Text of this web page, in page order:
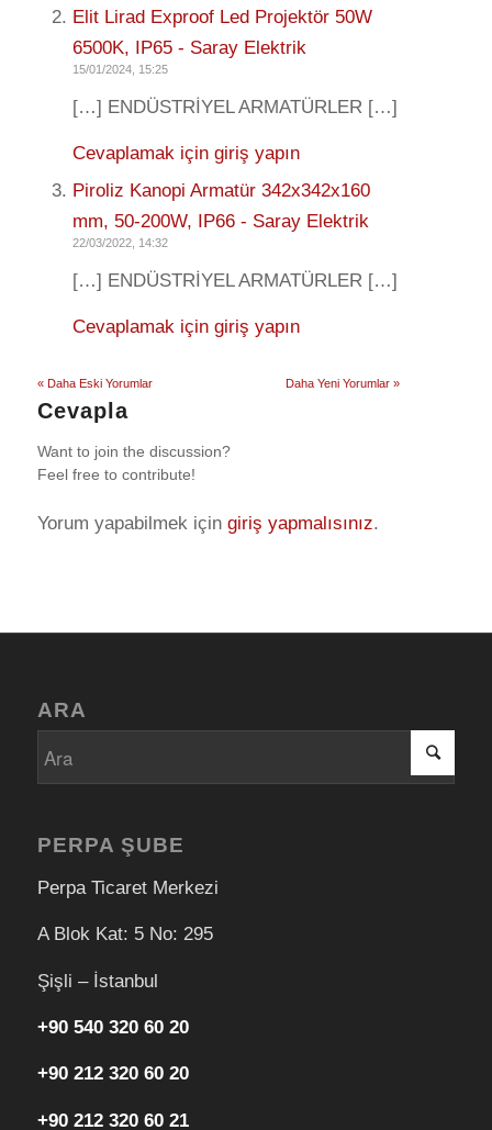
Elit Lirad Exproof Led Projektör 50W
6500K, IP65 - Saray Elektrik
15/01/2024, 15:25
[…] ENDÜSTRİYEL ARMATÜRLER […]
Cevaplamak için giriş yapın
Piroliz Kanopi Armatür 342x342x160
mm, 50-200W, IP66 - Saray Elektrik
22/03/2022, 14:32
[…] ENDÜSTRİYEL ARMATÜRLER […]
Cevaplamak için giriş yapın
« Daha Eski Yorumlar Daha Yeni Yorumlar »
Cevapla
Want to join the discussion?
Feel free to contribute!
Yorum yapabilmek için giriş yapmalısınız.
ARA
PERPA ŞUBE
Perpa Ticaret Merkezi
A Blok Kat: 5 No: 295
Şişli – İstanbul
+90 540 320 60 20
+90 212 320 60 20
+90 212 320 60 21